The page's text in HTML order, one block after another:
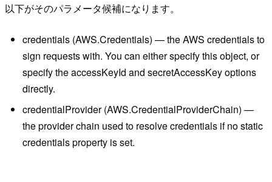
以下がそのパラメータ候補になります。
credentials (AWS.Credentials) — the AWS credentials to
sign requests with. You can either specify this object, or
specify the accessKeyId and secretAccessKey options
directly.
credentialProvider (AWS.CredentialProviderChain) —
the provider chain used to resolve credentials if no static
credentials property is set.